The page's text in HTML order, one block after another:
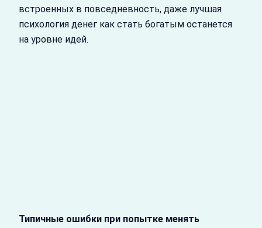
встроенных в повседневность, даже лучшая
психология денег как стать богатым останется
на уровне идей.
Типичные ошибки при попытке менять